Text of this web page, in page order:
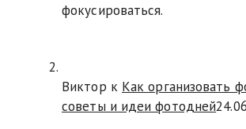
фокусироваться.
Виктор к Как организовать
советы и идеи фотодней